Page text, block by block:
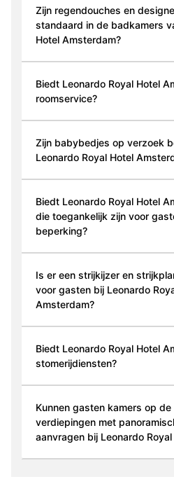
Zijn regendouches en
standaard in de badkamers
Hotel Amsterdam?
Biedt Leonardo Royal Hotel
roomservice?
Zijn babybedjes op verzoek
Leonardo Royal Hotel
Biedt Leonardo Royal Hotel
die toegankelijk zijn voor
beperking?
Is er een strijkijzer en
voor gasten bij Leonardo
Amsterdam?
Biedt Leonardo Royal Hotel
stomerijdiensten?
Kunnen gasten kamers op de
verdiepingen met
aanvragen bij Leonardo